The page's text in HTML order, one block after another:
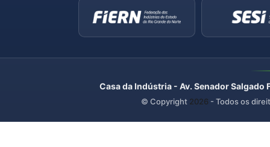
Casa da Indústria - Av. Senador
© Copyright 2026 - Todos os